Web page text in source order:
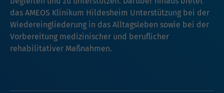
das AMEOS Klinikum Hildesheim Unterstützung bei der
Wiedereingliederung in das Alltagsleben sowie bei der
Vorbereitung medizinischer und beruflicher
rehabilitativer Maßnahmen.